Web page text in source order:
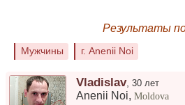
Результаты
Мужчины г. Anenii Noi
Vladislav,30 лет
Anenii Noi,Moldova